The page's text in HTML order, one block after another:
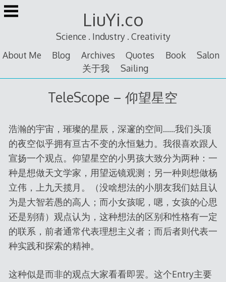
Skip
to
LiuYi.co
Science . Industry . Creativity
About Me
Blog Archives Quotes Book
Salon
关于我
Sailing
TeleScope – 仰望星空
浩瀚的宇宙，璀璨的星辰，深邃的空间……我们头顶
的夜空似乎拥有亘古不变的永恒魅力。我很喜欢跟人
宣扬一个观点。仰望星空的小男孩大致分为两种：一
种是想做天文学家，用望远镜观测；另一种则想做杨
立伟，上九天揽月。（没啥想法的小朋友我们姑且认
为是大智若愚的高人；而小女孩呢，嗯，女孩的心思
还是别猜）观点认为，这种想法的区别和性格有一定
的联系，前者通常代表理想主义者；而后者则代表一
种实践和探索的精神。
这种似是而非的观点大家看看即罢。这个Entry主要